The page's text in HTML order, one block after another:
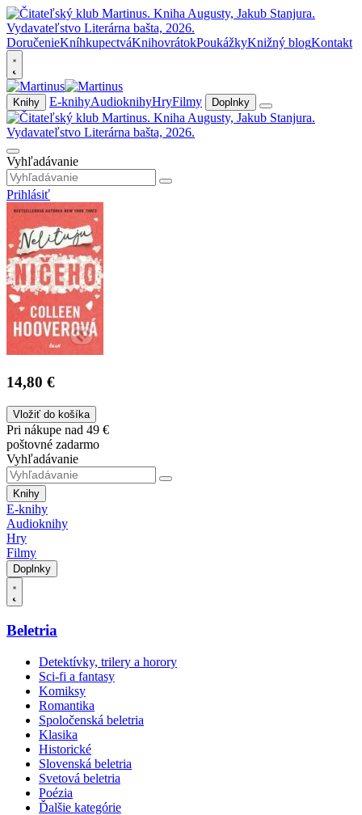
DoručenieKníhkupectváKnihovrátokPoukážkyKnižný blogKontakt
Knihy E-knihyAudioknihyHryFilmy Doplnky
Vyhľadávanie
Prihlásiť
14,80 €
Vložiť do košíka
Pri nákupe nad 49 €
poštovné zadarmo
Vyhľadávanie
Knihy
E-knihy
Audioknihy
Hry
Filmy
Doplnky
Beletria
Detektívky, trilery a horory
Sci-fi a fantasy
Komiksy
Romantika
Spoločenská beletria
Klasika
Historické
Slovenská beletria
Svetová beletria
Poézia
Ďalšie kategórie